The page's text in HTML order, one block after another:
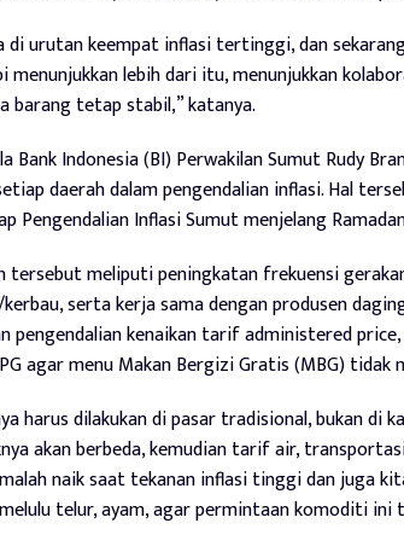
di urutan keempat inflasi tertinggi, dan
menunjukkan lebih dari itu, menunjukkan
barang tetap stabil,” katanya.
Bank Indonesia (BI) Perwakilan Sumut Rudy
daerah dalam pengendalian inflasi. Hal
Pengendalian Inflasi Sumut menjelang
tersebut meliputi peningkatan frekuensi
serta kerja sama dengan produsen
pengendalian kenaikan tarif administered
agar menu Makan Bergizi Gratis (MBG) tidak
harus dilakukan di pasar tradisional, bukan di
akan berbeda, kemudian tarif air,
naik saat tekanan inflasi tinggi dan juga
telur, ayam, agar permintaan komoditi ini